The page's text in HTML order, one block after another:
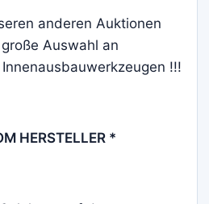
anderen Auktionen
Auswahl an
!!!
HERSTELLER *